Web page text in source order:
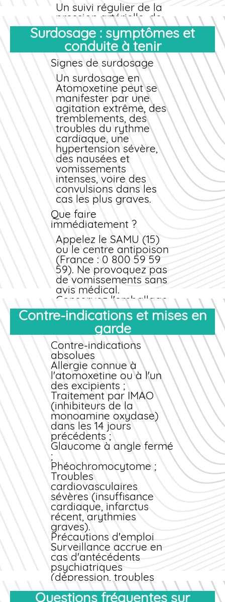
Un suivi régulier de la
pression artérielle, de
la fréquence
cardiaque et du poids
est nécessaire, surtout
durant les premiers
mois de traitement.
Des bilans hépatiques
(transaminases) sont
conseillés en cas
d'apparition de
symptômes
évocateurs (ictère,
douleurs abdominales,
urines foncées).
Quand consulter en
urgence ?
Contactez
immédiatement un
médecin en cas de
douleurs thoraciques,
palpitations sévères,
pensées suicidaires,
jaunisse ou réactions
allergiques (éruption
cutanée, œdème
facial).
Surdosage : symptômes et
conduite à tenir
Signes de surdosage
Un surdosage en
Atomoxetine peut se
manifester par une
agitation extrême, des
tremblements, des
troubles du rythme
cardiaque, une
hypertension sévère,
des nausées et
vomissements
intenses, voire des
convulsions dans les
cas les plus graves.
Que faire
immédiatement ?
Appelez le SAMU (15)
ou le centre antipoison
(France : 0 800 59 59
59). Ne provoquez pas
de vomissements sans
avis médical.
Conservez l'emballage
dumédicamentpour
faciliter l'identification
de la dose ingérée. En
milieu hospitalier, un
traitement
symptomatique et de
soutien sera mis en
place (surveillance
cardiaque, correction
des troubles
électrolytiques).
Contre-indications et mises en
garde
Contre-indications
absolues
Allergie connue à
l'atomoxetine ou à l'un
des excipients ;
Traitement par IMAO
(inhibiteurs de la
monoamine oxydase)
dans les 14 jours
précédents ;
Glaucome à angle fermé
;
Phéochromocytome ;
Troubles
cardiovasculaires
sévères (insuffisance
cardiaque, infarctus
récent, arythmies
graves).
Précautions d'emploi
Surveillance accrue en
cas d'antécédents
psychiatriques
(dépression, troubles
bipolaires) ;
Ajustement posologique
Questions fréquentes sur